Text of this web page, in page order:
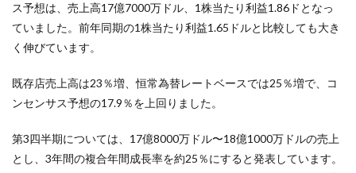
ス予想は、売上高17億7000万ドル、1株当たり利益1.86ドとなっ
ていました。前年同期の1株当たり利益1.65ドルと比較しても大き
く伸びています。
既存店売上高は23％増、恒常為替レートベースでは25％増で、コ
ンセンサス予想の17.9％を上回りました。
第3四半期については、17億8000万ドル〜18億1000万ドルの売上
とし、3年間の複合年間成長率を約25％にすると発表しています。